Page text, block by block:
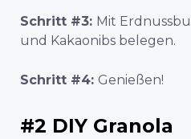
Schritt #3: Mit
und Kakaonibs belegen.
Schritt #4: Genießen!
#2 DIY Granola